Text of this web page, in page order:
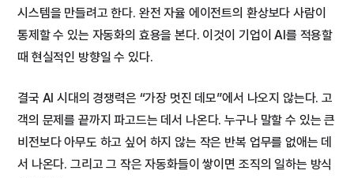
시스템을 만들려고 한다. 완전 자율 에이전트의 환상보다 사람이
통제할 수 있는 자동화의 효용을 본다. 이것이 기업이 AI를 적용할
때 현실적인 방향일 수 있다.
결국 AI 시대의 경쟁력은 “가장 멋진 데모”에서 나오지 않는다. 고
객의 문제를 끝까지 파고드는 데서 나온다. 누구나 말할 수 있는 큰
비전보다 아무도 하고 싶어 하지 않는 작은 반복 업무를 없애는 데
서 나온다. 그리고 그 작은 자동화들이 쌓이면 조직의 일하는 방식